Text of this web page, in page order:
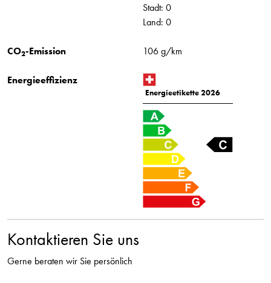
Stadt: 0
Land: 0
CO2-Emission 106 g/km
Energieeffizienz
Energieetikette 2026
Kontaktieren Sie uns
Gerne beraten wir Sie persönlich